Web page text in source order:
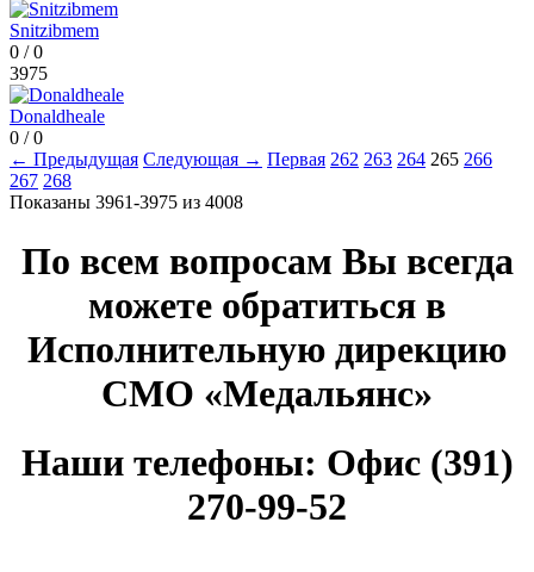
Snitzibmem
0 /0
3975
Donaldheale
0 /0
← Предыдущая Следующая → Первая 262 263 264 265 266
267 268
Показаны 3961-3975 из 4008
По всем вопросам Вы всегда
можете обратиться в
Исполнительную дирекцию
СМО «Медальянс»
Наши телефоны: Офис (391)
270-99-52